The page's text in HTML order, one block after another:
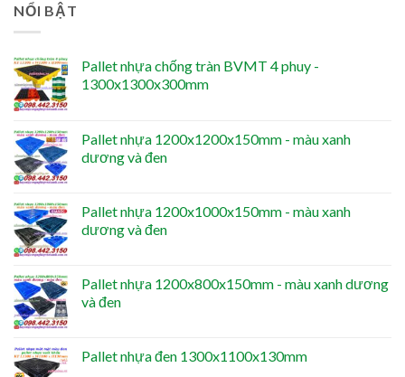
NỔI BẬT
Pallet nhựa chống tràn BVMT 4 phuy -
1300x1300x300mm
Pallet nhựa 1200x1200x150mm - màu xanh
dương và đen
Pallet nhựa 1200x1000x150mm - màu xanh
dương và đen
Pallet nhựa 1200x800x150mm - màu xanh dương
và đen
Pallet nhựa đen 1300x1100x130mm